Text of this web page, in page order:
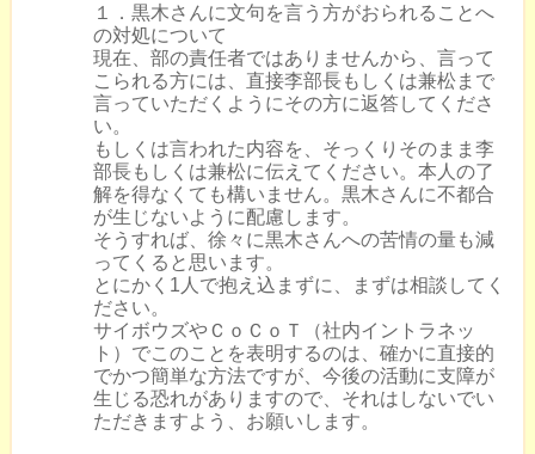
１．黒木さんに文句を言う方がおられることへ
の対処について
現在、部の責任者ではありませんから、言って
こられる方には、直接李部長もしくは兼松まで
言っていただくようにその方に返答してくださ
い。
もしくは言われた内容を、そっくりそのまま李
部長もしくは兼松に伝えてください。本人の了
解を得なくても構いません。黒木さんに不都合
が生じないように配慮します。
そうすれば、徐々に黒木さんへの苦情の量も減
ってくると思います。
とにかく1人で抱え込まずに、まずは相談してく
ださい。
サイボウズやＣｏＣｏＴ（社内イントラネッ
ト）でこのことを表明するのは、確かに直接的
でかつ簡単な方法ですが、今後の活動に支障が
生じる恐れがありますので、それはしないでい
ただきますよう、お願いします。